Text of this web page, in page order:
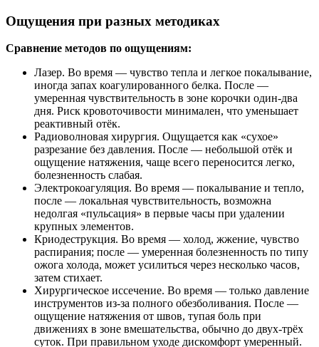
Ощущения при разных методиках
Сравнение методов по ощущениям:
Лазер. Во время — чувство тепла и легкое покалывание,
иногда запах коагулированного белка. После —
умеренная чувствительность в зоне корочки один‑два
дня. Риск кровоточивости минимален, что уменьшает
реактивный отёк.
Радиоволновая хирургия. Ощущается как «сухое»
разрезание без давления. После — небольшой отёк и
ощущение натяжения, чаще всего переносится легко,
болезненность слабая.
Электрокоагуляция. Во время — покалывание и тепло,
после — локальная чувствительность, возможна
недолгая «пульсация» в первые часы при удалении
крупных элементов.
Криодеструкция. Во время — холод, жжение, чувство
распирания; после — умеренная болезненность по типу
ожога холода, может усилиться через несколько часов,
затем стихает.
Хирургическое иссечение. Во время — только давление
инструментов из‑за полного обезболивания. После —
ощущение натяжения от швов, тупая боль при
движениях в зоне вмешательства, обычно до двух‑трёх
суток. При правильном уходе дискомфорт умеренный.